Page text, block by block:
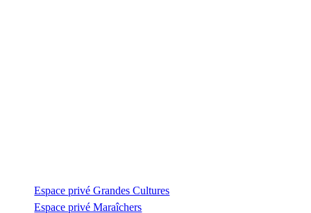
Espace privé Grandes Cultures
Espace privé Maraîchers